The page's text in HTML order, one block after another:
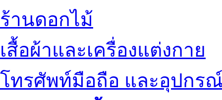
ร้านดอกไม้
เสื้อผ้าและเครื่องแต่งกาย
โทรศัพท์มือถือ และอุปกร